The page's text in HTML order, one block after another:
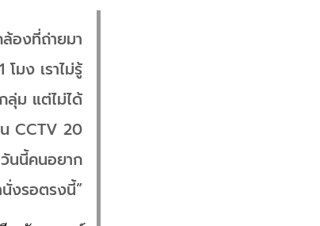
องที่ถ่ายมา
มง เราไม่รู้
ลุ่ม แต่ไม่ได้
CCTV 20
นนี้คนอยาก
งรอตรงนี้”